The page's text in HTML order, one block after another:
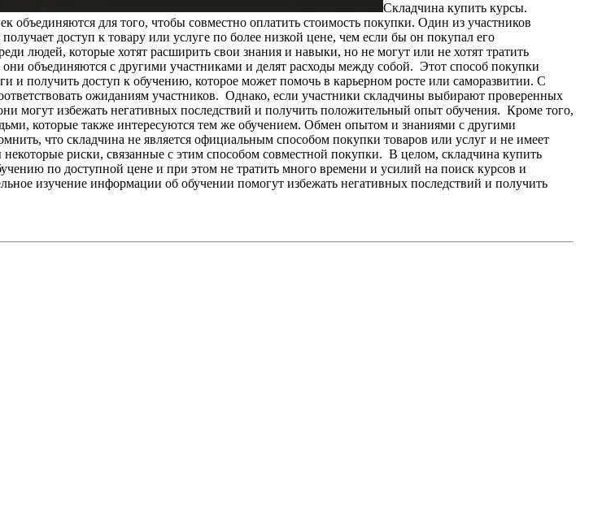
Складчина купить курсы.
объединяются для того, чтобы совместно оплатить стоимость покупки. Один из участников
доступ к товару или услуге по более низкой цене, чем если бы он покупал его
людей, которые хотят расширить свои знания и навыки, но не могут или не хотят тратить
объединяются с другими участниками и делят расходы между собой. Этот способ покупки
получить доступ к обучению, которое может помочь в карьерном росте или саморазвитии. С
ожиданиям участников. Однако, если участники складчины выбирают проверенных
могут избежать негативных последствий и получить положительный опыт обучения. Кроме того,
которые также интересуются тем же обучением. Обмен опытом и знаниями с другими
что складчина не является официальным способом покупки товаров или услуг и не имеет
риски, связанные с этим способом совместной покупки. В целом, складчина купить
по доступной цене и при этом не тратить много времени и усилий на поиск курсов и
изучение информации об обучении помогут избежать негативных последствий и получить